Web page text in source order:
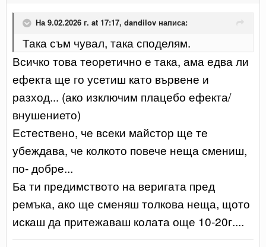
На 9.02.2026 г. at 17:17, dandilov написа:
Така съм чувал, така споделям.
Всичко това теоретично е така, ама едва ли
ефекта ще го усетиш като вървене и
разход... (ако изключим плацебо ефекта/
внушението)
Естествено, че всеки майстор ще те
убеждава, че колкото повече неща смениш,
по- добре...
Ба ти предимството на веригата пред
ремъка, ако ще сменяш толкова неща, щото
искаш да притежаваш колата още 10-20г....